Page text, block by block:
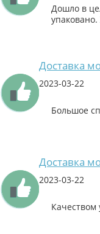
Дошло в
Доставка
2023-03-22
Большое
Доставка
2023-03-22
Качеством